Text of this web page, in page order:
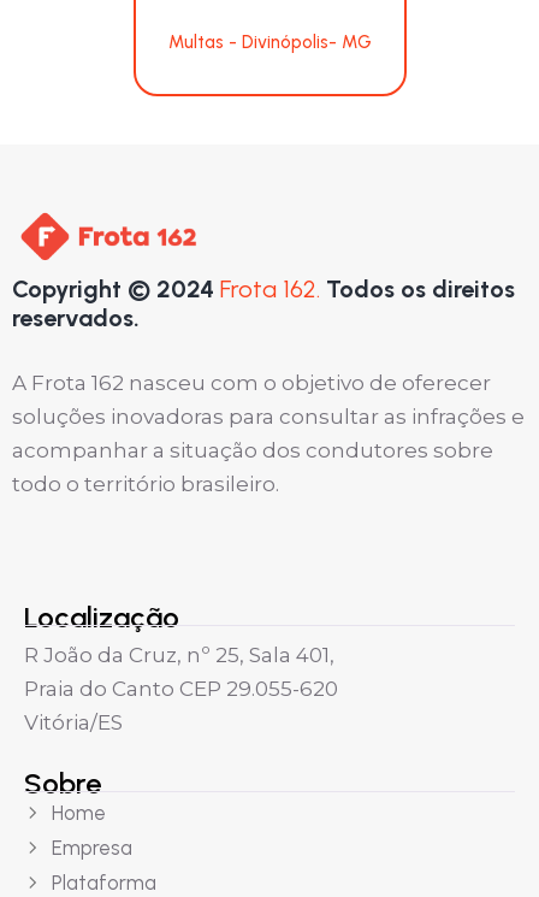
Multas - Divinópolis- MG
Copyright © 2024 Frota 162. Todos os direitos
reservados.
A Frota 162 nasceu com o objetivo de oferecer
soluções inovadoras para consultar as infrações e
acompanhar a situação dos condutores sobre
todo o território brasileiro.
Localização
R João da Cruz, nº 25, Sala 401,
Praia do Canto CEP 29.055-620
Vitória/ES
Sobre
Home
Empresa
Plataforma